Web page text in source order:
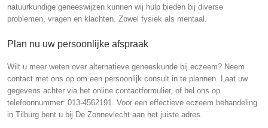
natuurkundige geneeswijzen kunnen wij hulp bieden bij diverse
problemen, vragen en klachten. Zowel fysiek als mentaal.
Plan nu uw persoonlijke afspraak
Wilt u meer weten over alternatieve geneeskunde bij eczeem? Neem
contact met ons op om een persoonlijk consult in te plannen. Laat uw
gegevens achter via het online contactformulier, of bel ons op
telefoonnummer: 013-4562191
. Voor een effectieve eczeem behandeling
in Tilburg bent u bij De Zonnevlecht aan het juiste adres.